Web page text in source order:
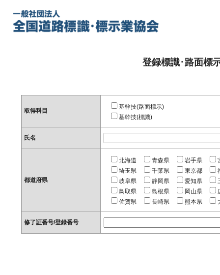
登録標識･路面標
取得科目
基幹技(路面標示)
基幹技(標識)
氏名
都道府県
北海道 青森県 岩手県
埼玉県
千葉県 東京都
岐阜県
静岡県 愛知県
鳥取県
島根県 岡山県
佐賀県
長崎県 熊本県
修了証番号/登録番号